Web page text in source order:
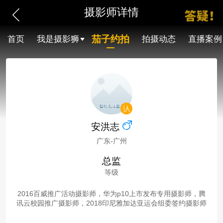
摄影师详情
首页 我是摄影狮 茄子约拍 拍摄动态 直播案例
安洪志
广东-广州
总监
等级
2016百威推广活动摄影师，华为p10上市发布专用摄影师，腾
讯云校园推广摄影师，2018印尼雅加达亚运会组委签约摄影师